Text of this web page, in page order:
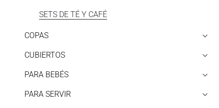
SETS DE TÉ Y CAFÉ
COPAS
CUBIERTOS
PARA BEBÉS
PARA SERVIR